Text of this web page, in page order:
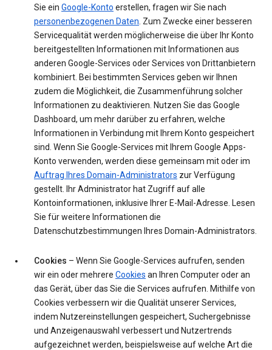
Sie ein Google-Konto erstellen, fragen wir Sie nach
personenbezogenen Daten . Zum Zwecke einer besseren
Servicequalität werden möglicherweise die über Ihr Konto
bereitgestellten Informationen mit Informationen aus
anderen Google-Services oder Services von Drittanbietern
kombiniert. Bei bestimmten Services geben wir Ihnen
zudem die Möglichkeit, die Zusammenführung solcher
Informationen zu deaktivieren. Nutzen Sie das Google
Dashboard, um mehr darüber zu erfahren, welche
Informationen in Verbindung mit Ihrem Konto gespeichert
sind. Wenn Sie Google-Services mit Ihrem Google Apps-
Konto verwenden, werden diese gemeinsam mit oder im
Auftrag Ihres Domain-Administrators zur Verfügung
gestellt. Ihr Administrator hat Zugriff auf alle
Kontoinformationen, inklusive Ihrer E-Mail-Adresse. Lesen
Sie für weitere Informationen die
Datenschutzbestimmungen Ihres Domain-Administrators.
Cookies – Wenn Sie Google-Services aufrufen, senden
wir ein oder mehrere Cookies an Ihren Computer oder an
das Gerät, über das Sie die Services aufrufen. Mithilfe von
Cookies verbessern wir die Qualität unserer Services,
indem Nutzereinstellungen gespeichert, Suchergebnisse
und Anzeigenauswahl verbessert und Nutzertrends
aufgezeichnet werden, beispielsweise auf welche Art die